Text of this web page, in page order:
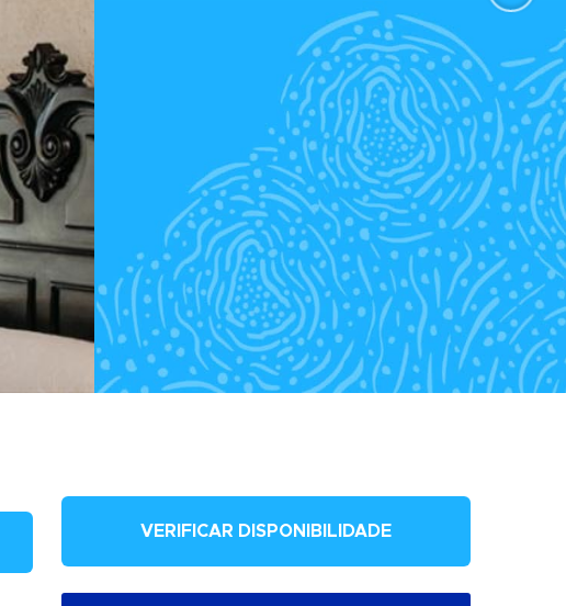
VERIFICAR DISPONIBILIDADE